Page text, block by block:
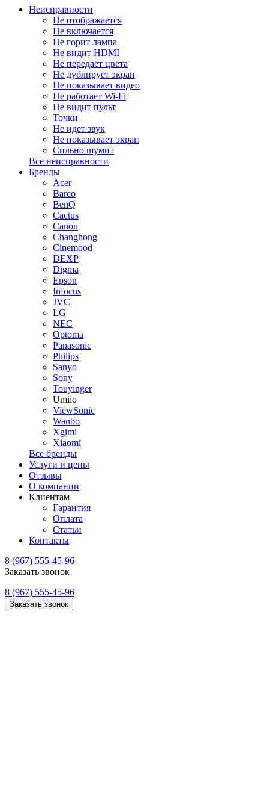
Неисправности
Не отображается
Не включается
Не горит лампа
Не видит HDMI
Не передает цвета
Не дублирует экран
Не показывает видео
Не работает Wi-Fi
Не видит пульт
Точки
Не идет звук
Не показывает экран
Сильно шумит
Все неисправности
Бренды
Acer
Barco
BenQ
Cactus
Canon
Changhong
Cinemood
DEXP
Digma
Epson
Infocus
JVC
LG
NEC
Optoma
Panasonic
Philips
Sanyo
Sony
Touyinger
Umiio
ViewSonic
Wanbo
Xgimi
Xiaomi
Все бренды
Услуги и цены
Отзывы
О компании
Клиентам
Гарантия
Оплата
Статьи
Контакты
8 (967) 555-45-96
Заказать звонок
8 (967) 555-45-96
Заказать звонок